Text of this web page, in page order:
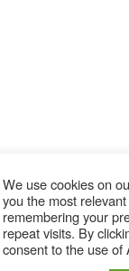
We use cookies on
you the most
remembering your
repeat visits. By
consent to the use of